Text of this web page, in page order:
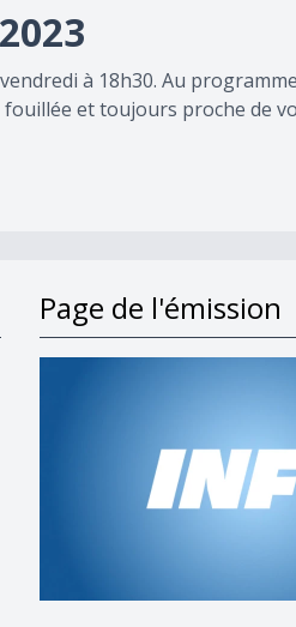
à 18h30. Au
et toujours proche de
2027
Page de l'émission